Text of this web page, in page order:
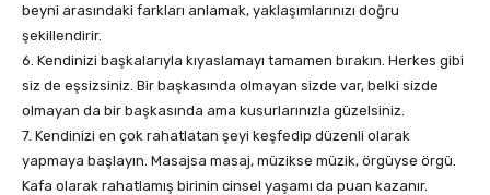
beyni arasındaki farkları anlamak, yaklaşımlarınızı doğru
şekillendirir.
6. Kendinizi başkalarıyla kıyaslamayı tamamen bırakın. Herkes gibi
siz de eşsizsiniz. Bir başkasında olmayan sizde var, belki sizde
olmayan da bir başkasında ama kusurlarınızla güzelsiniz.
7. Kendinizi en çok rahatlatan şeyi keşfedip düzenli olarak
yapmaya başlayın. Masajsa masaj, müzikse müzik, örgüyse örgü.
Kafa olarak rahatlamış birinin cinsel yaşamı da puan kazanır.